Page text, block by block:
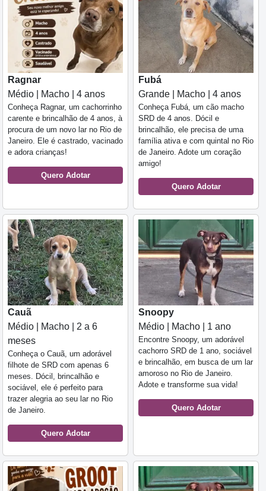
Ragnar
Médio | Macho | 4 anos
Conheça Ragnar, um cachorrinho
carente e brincalhão de 4 anos, à
procura de um novo lar no Rio de
Janeiro. Ele é castrado, vacinado
e adora crianças!
Quero Adotar
Fubá
Grande | Macho | 4 anos
Conheça Fubá, um cão macho
SRD de 4 anos. Dócil e
brincalhão, ele precisa de uma
família ativa e com quintal no Rio
de Janeiro. Adote um coração
amigo!
Quero Adotar
Cauã
Médio | Macho | 2 a 6
meses
Conheça o Cauã, um adorável
filhote de SRD com apenas 6
meses. Dócil, brincalhão e
sociável, ele é perfeito para
trazer alegria ao seu lar no Rio
de Janeiro.
Quero Adotar
Snoopy
Médio | Macho | 1 ano
Encontre Snoopy, um adorável
cachorro SRD de 1 ano, sociável
e brincalhão, em busca de um lar
amoroso no Rio de Janeiro.
Adote e transforme sua vida!
Quero Adotar